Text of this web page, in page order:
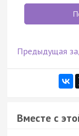
Предыдущая
Вместе с